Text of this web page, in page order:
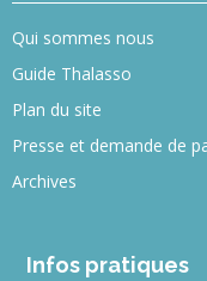
Qui sommes nous
Guide Thalasso
Plan du site
Presse et demande de
Archives
Infos pratiques